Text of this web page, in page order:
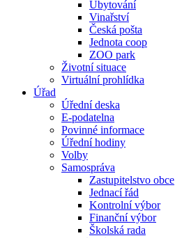
Ubytování
Vinařství
Česká pošta
Jednota coop
ZOO park
Životní situace
Virtuální prohlídka
Úřad
Úřední deska
E-podatelna
Povinné informace
Úřední hodiny
Volby
Samospráva
Zastupitelstvo obce
Jednací řád
Kontrolní výbor
Finanční výbor
Školská rada